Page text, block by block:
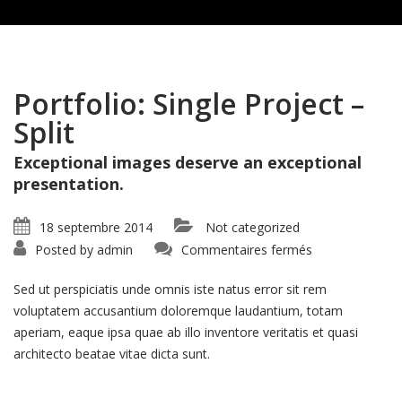
Portfolio: Single Project –
Split
Exceptional images deserve an exceptional
presentation.
18 septembre 2014
Not categorized
Posted by admin Commentaires fermés
–
Split
Sed ut perspiciatis unde omnis iste natus error sit rem
voluptatem accusantium doloremque laudantium, totam
aperiam, eaque ipsa quae ab illo inventore veritatis et quasi
architecto beatae vitae dicta sunt.